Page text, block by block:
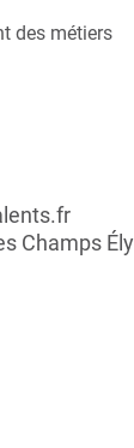
des métiers
Champs